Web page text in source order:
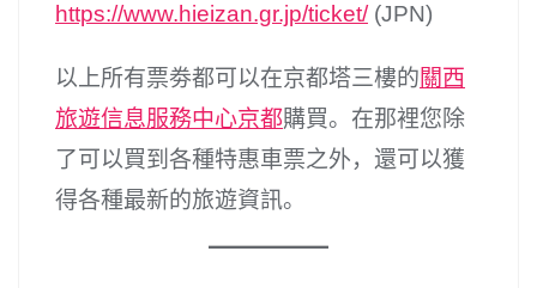
https://www.hieizan.gr.jp/ticket/(JPN)
以上所有票劵都可以在京都塔三樓的關西
旅遊信息服務中心京都購買。在那裡您除
了可以買到各種特惠車票之外，還可以獲
得各種最新的旅遊資訊。